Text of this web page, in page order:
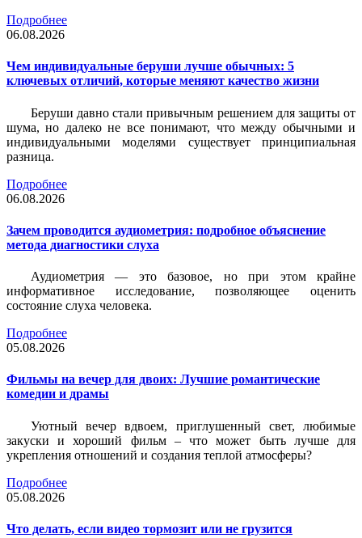
Подробнее
06.08.2026
Чем индивидуальные беруши лучше обычных: 5
ключевых отличий, которые меняют качество жизни
Беруши давно стали привычным решением для защиты от
шума, но далеко не все понимают, что между обычными и
индивидуальными моделями существует принципиальная
разница.
Подробнее
06.08.2026
Зачем проводится аудиометрия: подробное объяснение
метода диагностики слуха
Аудиометрия — это базовое, но при этом крайне
информативное исследование, позволяющее оценить
состояние слуха человека.
Подробнее
05.08.2026
Фильмы на вечер для двоих: Лучшие романтические
комедии и драмы
Уютный вечер вдвоем, приглушенный свет, любимые
закуски и хороший фильм – что может быть лучше для
укрепления отношений и создания теплой атмосферы?
Подробнее
05.08.2026
Что делать, если видео тормозит или не грузится